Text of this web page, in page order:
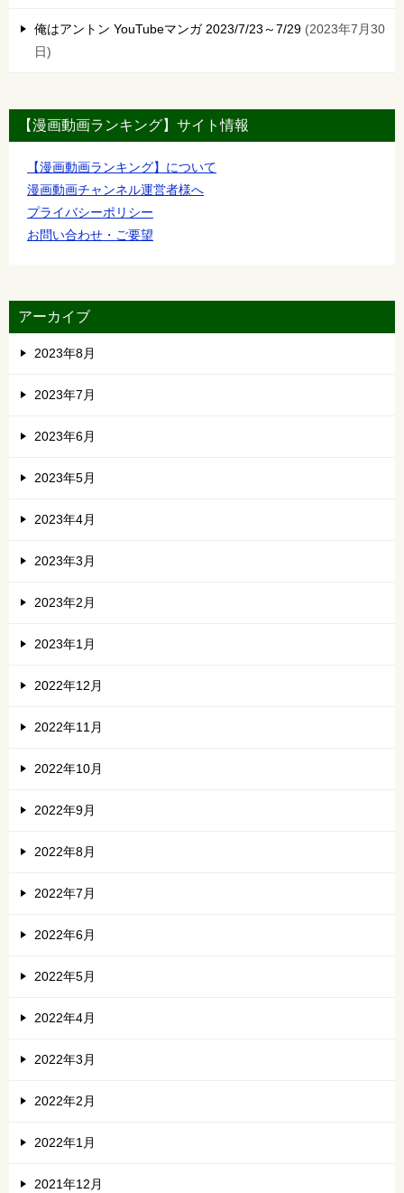
俺はアントン YouTubeマンガ 2023/7/23～7/29 2023年7月30
日
【漫画動画ランキング】サイト情報
【漫画動画ランキング】について
漫画動画チャンネル運営者様へ
プライバシーポリシー
お問い合わせ・ご要望
アーカイブ
2023年8月
2023年7月
2023年6月
2023年5月
2023年4月
2023年3月
2023年2月
2023年1月
2022年12月
2022年11月
2022年10月
2022年9月
2022年8月
2022年7月
2022年6月
2022年5月
2022年4月
2022年3月
2022年2月
2022年1月
2021年12月